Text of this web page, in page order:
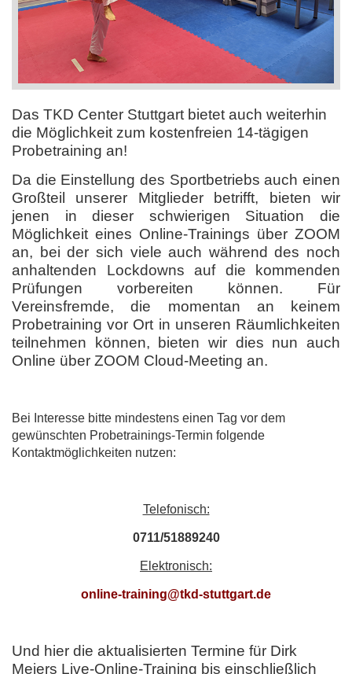
Das TKD Center Stuttgart bietet auch weiterhin
die Möglichkeit zum kostenfreien 14-tägigen
Probetraining an!
Da die Einstellung des Sportbetriebs auch einen
Großteil unserer Mitglieder betrifft, bieten wir
jenen in dieser schwierigen Situation die
Möglichkeit eines Online-Trainings über ZOOM
an, bei der sich viele auch während des noch
anhaltenden Lockdowns auf die kommenden
Prüfungen vorbereiten können. Für
Vereinsfremde, die momentan an keinem
Probetraining vor Ort in unseren Räumlichkeiten
teilnehmen können, bieten wir dies nun auch
Online über ZOOM Cloud-Meeting an.
Bei Interesse bitte mindestens einen Tag vor dem
gewünschten Probetrainings-Termin folgende
Kontaktmöglichkeiten nutzen:
Telefonisch:
0711/51889240
Elektronisch:
online-training@tkd-stuttgart.de
Und hier die aktualisierten Termine für Dirk
Meiers Live-Online-Training bis einschließlich